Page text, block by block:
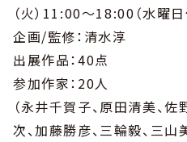
（火）11:00〜18:00（水曜
企画/監修：清水淳
出展作品：40点
参加作家：20人
（永井千賀子、原田清美、
次、加藤勝彦、三輪毅、三山